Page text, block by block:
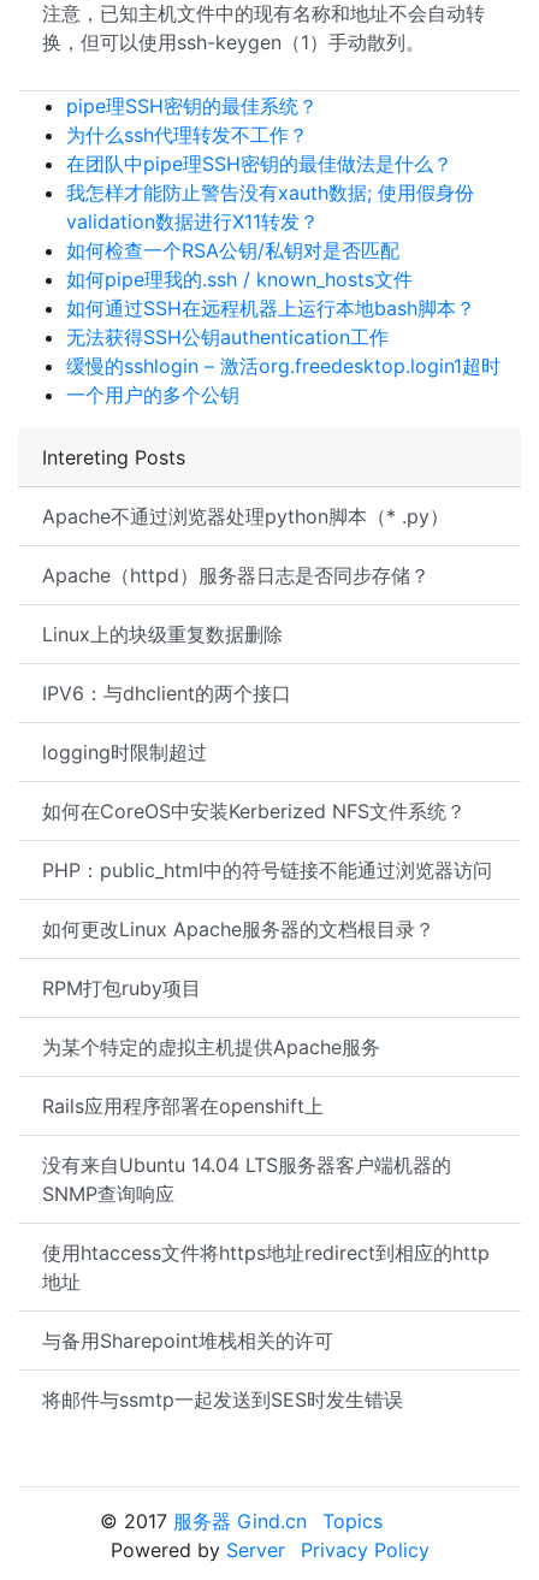
Intereting Posts
Apache不通过浏览器处理python脚本（* .py）
Apache（httpd）服务器日志是否同步存储？
Linux上的块级重复数据删除
IPV6：与dhclient的两个接口
logging时限制超过
如何在CoreOS中安装Kerberized NFS文件系统？
PHP：public_html中的符号链接不能通过浏览器访问
如何更改Linux Apache服务器的文档根目录？
RPM打包ruby项目
为某个特定的虚拟主机提供Apache服务
Rails应用程序部署在openshift上
没有来自Ubuntu 14.04 LTS服务器客户端机器的
SNMP查询响应
使用htaccess文件将https地址redirect到相应的http
地址
与备用Sharepoint堆栈相关的许可
将邮件与ssmtp一起发送到SES时发生错误
注意，已知主机文件中的现有名称和地址不会自动转
换，但可以使用ssh-keygen（1）手动散列。
pipe理SSH密钥的最佳系统？
为什么ssh代理转发不工作？
在团队中pipe理SSH密钥的最佳做法是什么？
我怎样才能防止警告没有xauth数据; 使用假身份
validation数据进行X11转发？
如何检查一个RSA公钥/私钥对是否匹配
如何pipe理我的.ssh / known_hosts文件
如何通过SSH在远程机器上运行本地bash脚本？
无法获得SSH公钥authentication工作
缓慢的sshlogin – 激活org.freedesktop.login1超时
一个用户的多个公钥
© 2017 服务器 Gind.cn
Topics
Powered by Server Privacy Policy